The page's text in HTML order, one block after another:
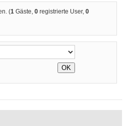
(1 Gäste,0 registrierte User,0